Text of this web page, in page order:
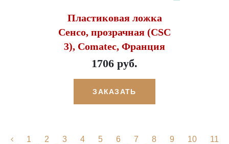
Пластиковая ложка
Сенсо, прозрачная (CSС
3), Comatec, Франция
1706 руб.
ЗАКАЗАТЬ
1 2 3 4 5 6 7 8 9 10
11